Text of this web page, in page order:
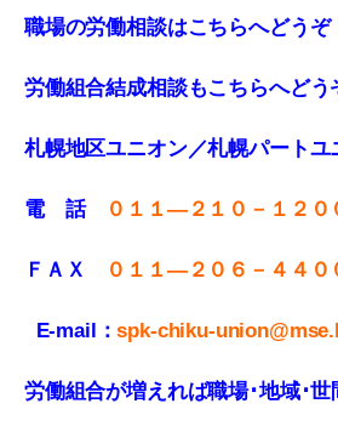
職場の労働相談はこちらへどうぞ
労働組合結成相談もこちらへどう
札幌地区ユニオン／札幌パートユ
電 話 ０１１—２１０－１２０
ＦＡＸ ０１１—２０６－４４０
E-mail：spk-chiku-
労働組合が増えれば職場･地域･世